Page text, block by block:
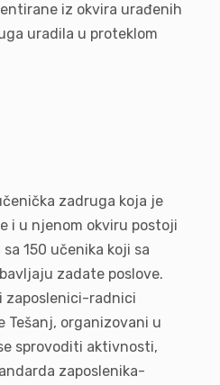
iz okvira urađenih
uradila u proteklom
zadruga koja je
i u njenom okviru postoji
150 učenika koji sa
zadate poslove.
zaposlenici-radnici
Tešanj, organizovani u
sprovoditi aktivnosti,
zaposlenika-